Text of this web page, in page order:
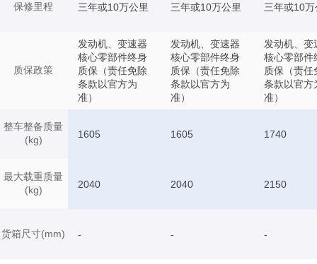
保修里程
质保政策
整车整备质量
(kg)
最大载重质量
(kg)
货箱尺寸(mm)
三年或10万公里 三年或10万公里 三年或10万
发动机、变速器
核心零部件终身
质保（责任免除
条款以官方为
准）
发动机、变速器
核心零部件终身
质保（责任免除
条款以官方为
准）
发动机、变
核心零部件
质保（责任
条款以官方
准）
1605 1605 1740
2040 2040 2150
- - -